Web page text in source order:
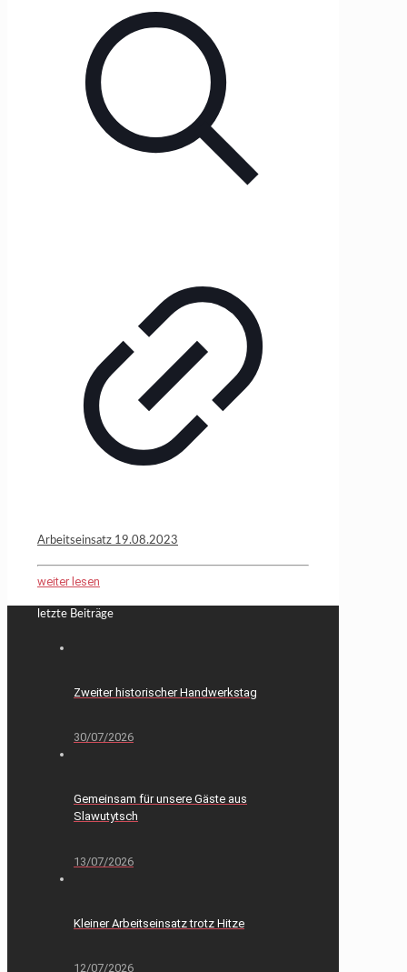
Arbeitseinsatz 19.08.2023
weiter lesen
letzte Beiträge
Zweiter historischer Handwerkstag
30/07/2026
Gemeinsam für unsere Gäste aus
Slawutytsch
13/07/2026
Kleiner Arbeitseinsatz trotz Hitze
12/07/2026